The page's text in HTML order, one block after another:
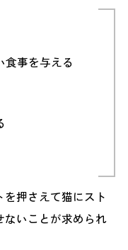
食事を与える
押さえて猫にスト
ないことが求められ